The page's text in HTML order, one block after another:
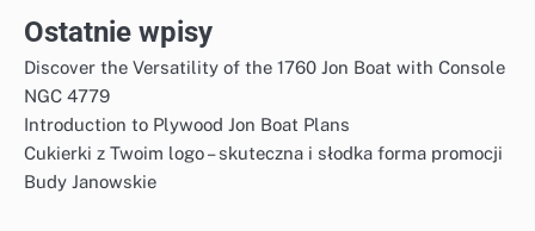
Ostatnie wpisy
Discover the Versatility of the 1760 Jon Boat with Console
NGC 4779
Introduction to Plywood Jon Boat Plans
Cukierki z Twoim logo – skuteczna i słodka forma promocji
Budy Janowskie